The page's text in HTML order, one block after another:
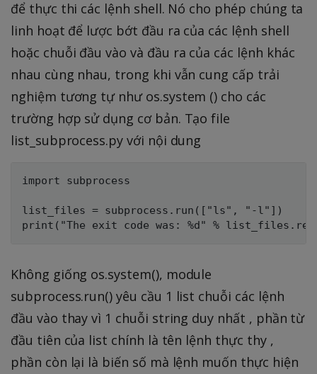
để thực thi các lệnh shell. Nó cho phép chúng ta
linh hoạt để lược bớt đầu ra của các lệnh shell
hoặc chuỗi đầu vào và đầu ra của các lệnh khác
nhau cùng nhau, trong khi vẫn cung cấp trải
nghiệm tương tự như os.system () cho các
trường hợp sử dụng cơ bản. Tạo file
list_subprocess.py với nội dung
import subprocess
list_files = subprocess.run(["ls", "-l"])
Không giống os.system(), module
subprocess.run() yêu cầu 1 list chuỗi các lệnh
đầu vào thay vì 1 chuỗi string duy nhất , phần từ
đầu tiên của list chính là tên lệnh thực thy ,
phần còn lại là biến số mà lệnh muốn thực hiện